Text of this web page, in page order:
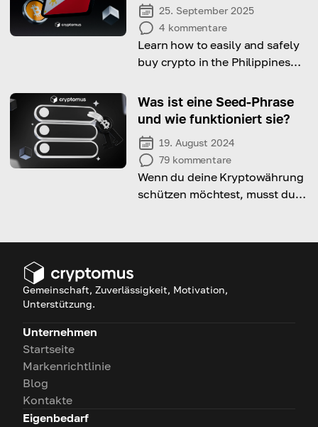
25. September 2025
4 kommentare
Learn how to easily and safely
buy crypto in the Philippines
Was ist eine Seed-Phrase
und wie funktioniert sie?
19. August 2024
79 kommentare
Wenn du deine Kryptowährung
schützen möchtest, musst du
umfassenden Leitfaden!
Gemeinschaft, Zuverlässigkeit, Motivation,
Unterstützung.
Unternehmen
Startseite
Markenrichtlinie
Blog
Kontakte
Eigenbedarf